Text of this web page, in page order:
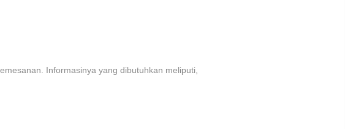
Informasinya yang dibutuhkan meliputi,